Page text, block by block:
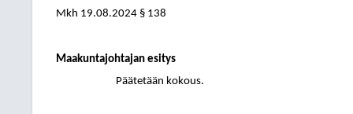
Mkh 19.08.2024 § 138
Maakuntajohtajan esitys
Päätetään kokous.